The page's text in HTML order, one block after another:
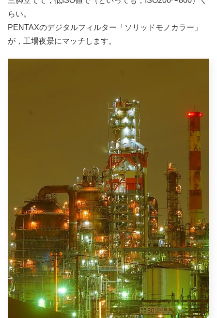
らい。
PENTAXのデジタルフィルター「ソリッドモノカラー」
が，工場夜景にマッチします。